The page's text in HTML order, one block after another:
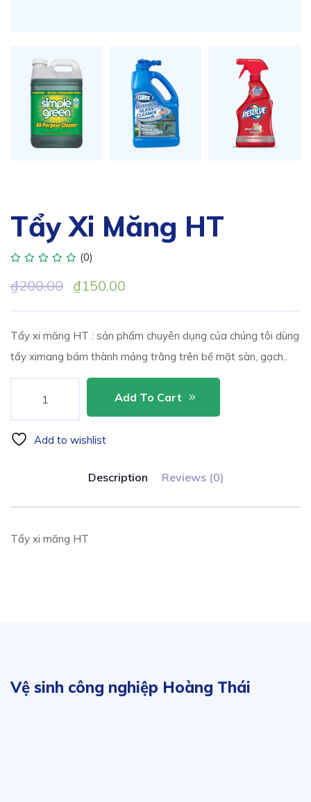
Tẩy Xi Măng HT
(0)
₫200.00 Original
was:
₫200.00.
₫150.00
is:
₫150.00.
Tẩy xi măng HT : sản phẩm chuyên dụng của chúng tôi dùng
tẩy ximang bám thành mảng trằng trên bề mặt sàn, gạch..
Add To Cart
Add to wishlist
Description Reviews (0)
Tẩy xi măng HT
Vệ sinh công nghiệp Hoàng Thái